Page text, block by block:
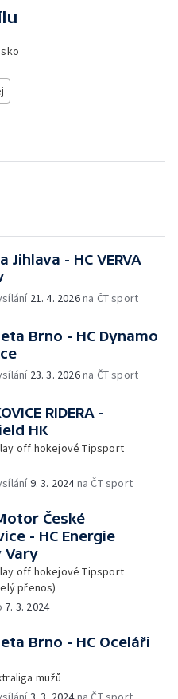
Jihlava - HC VERVA
21. 4. 2026na ČT sport
Brno - HC Dynamo
23. 3. 2026na ČT sport
RIDERA -
HK
off hokejové Tipsport
9. 3. 2024na ČT sport
České
- HC Energie
Vary
off hokejové Tipsport
přenos)
7. 3. 2024
Brno - HC Oceláři
mužů